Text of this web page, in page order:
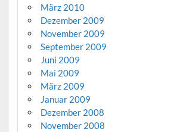
März 2010
Dezember 2009
November 2009
September 2009
Juni 2009
Mai 2009
März 2009
Januar 2009
Dezember 2008
November 2008